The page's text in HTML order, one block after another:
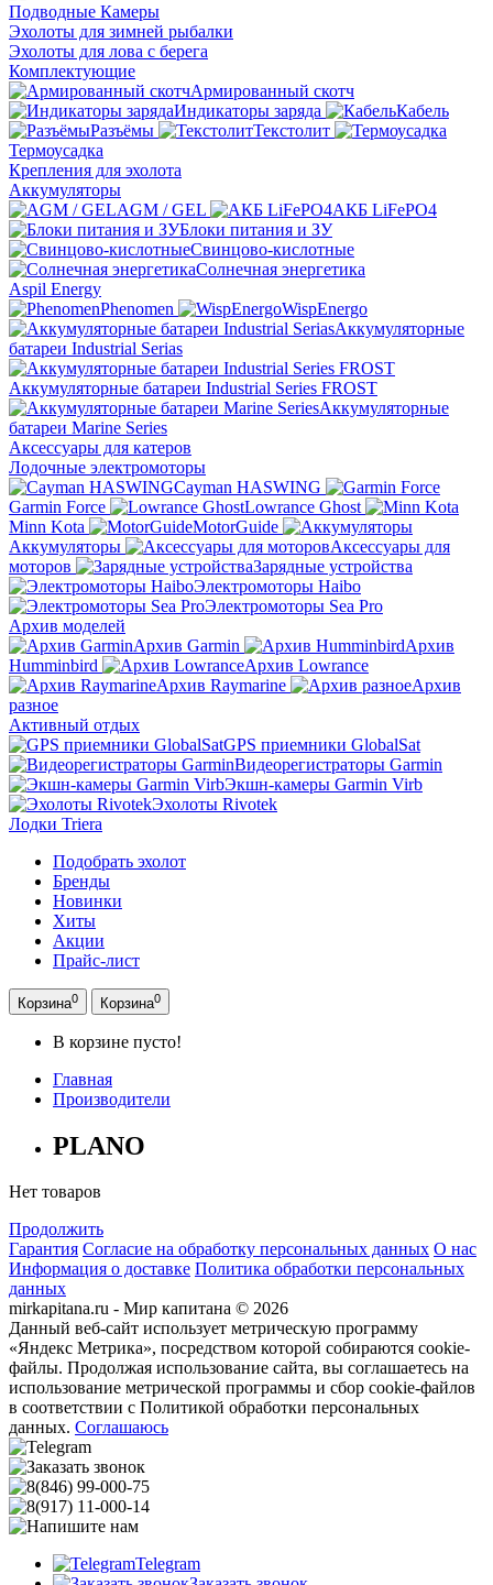
Подводные Камеры
Эхолоты для зимней рыбалки
Эхолоты для лова с берега
Комплектующие
Армированный скотч
Индикаторы заряда
Кабель
Разъёмы
Текстолит
Термоусадка
Крепления для эхолота
Аккумуляторы
AGM / GEL
АКБ LiFePO4
Блоки питания и ЗУ
Свинцово-кислотные
Солнечная энергетика
Aspil Energy
Phenomen
WispEnergo
Аккумуляторные
батареи Industrial Serias
Аккумуляторные батареи Industrial Series FROST
Аккумуляторные
батареи Marine Series
Аксессуары для катеров
Лодочные электромоторы
Cayman HASWING
Garmin Force
Lowrance Ghost
Minn Kota
MotorGuide
Аккумуляторы
Аксессуары для
моторов
Зарядные устройства
Электромоторы Haibo
Электромоторы Sea Pro
Архив моделей
Архив Garmin
Архив
Humminbird
Архив Lowrance
Архив Raymarine
Архив
разное
Активный отдых
GPS приемники GlobalSat
Видеорегистраторы Garmin
Экшн-камеры Garmin Virb
Эхолоты Rivotek
Лодки Triera
Подобрать эхолот
Бренды
Новинки
Хиты
Акции
Прайс-лист
Корзина0 Корзина0
В корзине пусто!
Главная
Производители
PLANO
Нет товаров
Продолжить
Гарантия Согласие на обработку персональных данных О нас
Информация о доставке Политика обработки персональных
данных
mirkapitana.ru - Мир капитана © 2026
Данный веб-сайт использует метрическую программу
«Яндекс Метрика», посредством которой собираются cookie-
файлы. Продолжая использование сайта, вы соглашаетесь на
использование метрической программы и сбор cookie-файлов
в соответствии с Политикой обработки персональных
данных. Соглашаюсь
Telegram